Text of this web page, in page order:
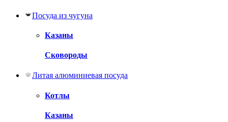
Посуда из чугуна
Казаны
Сковороды
Литая алюминиевая посуда
Котлы
Казаны